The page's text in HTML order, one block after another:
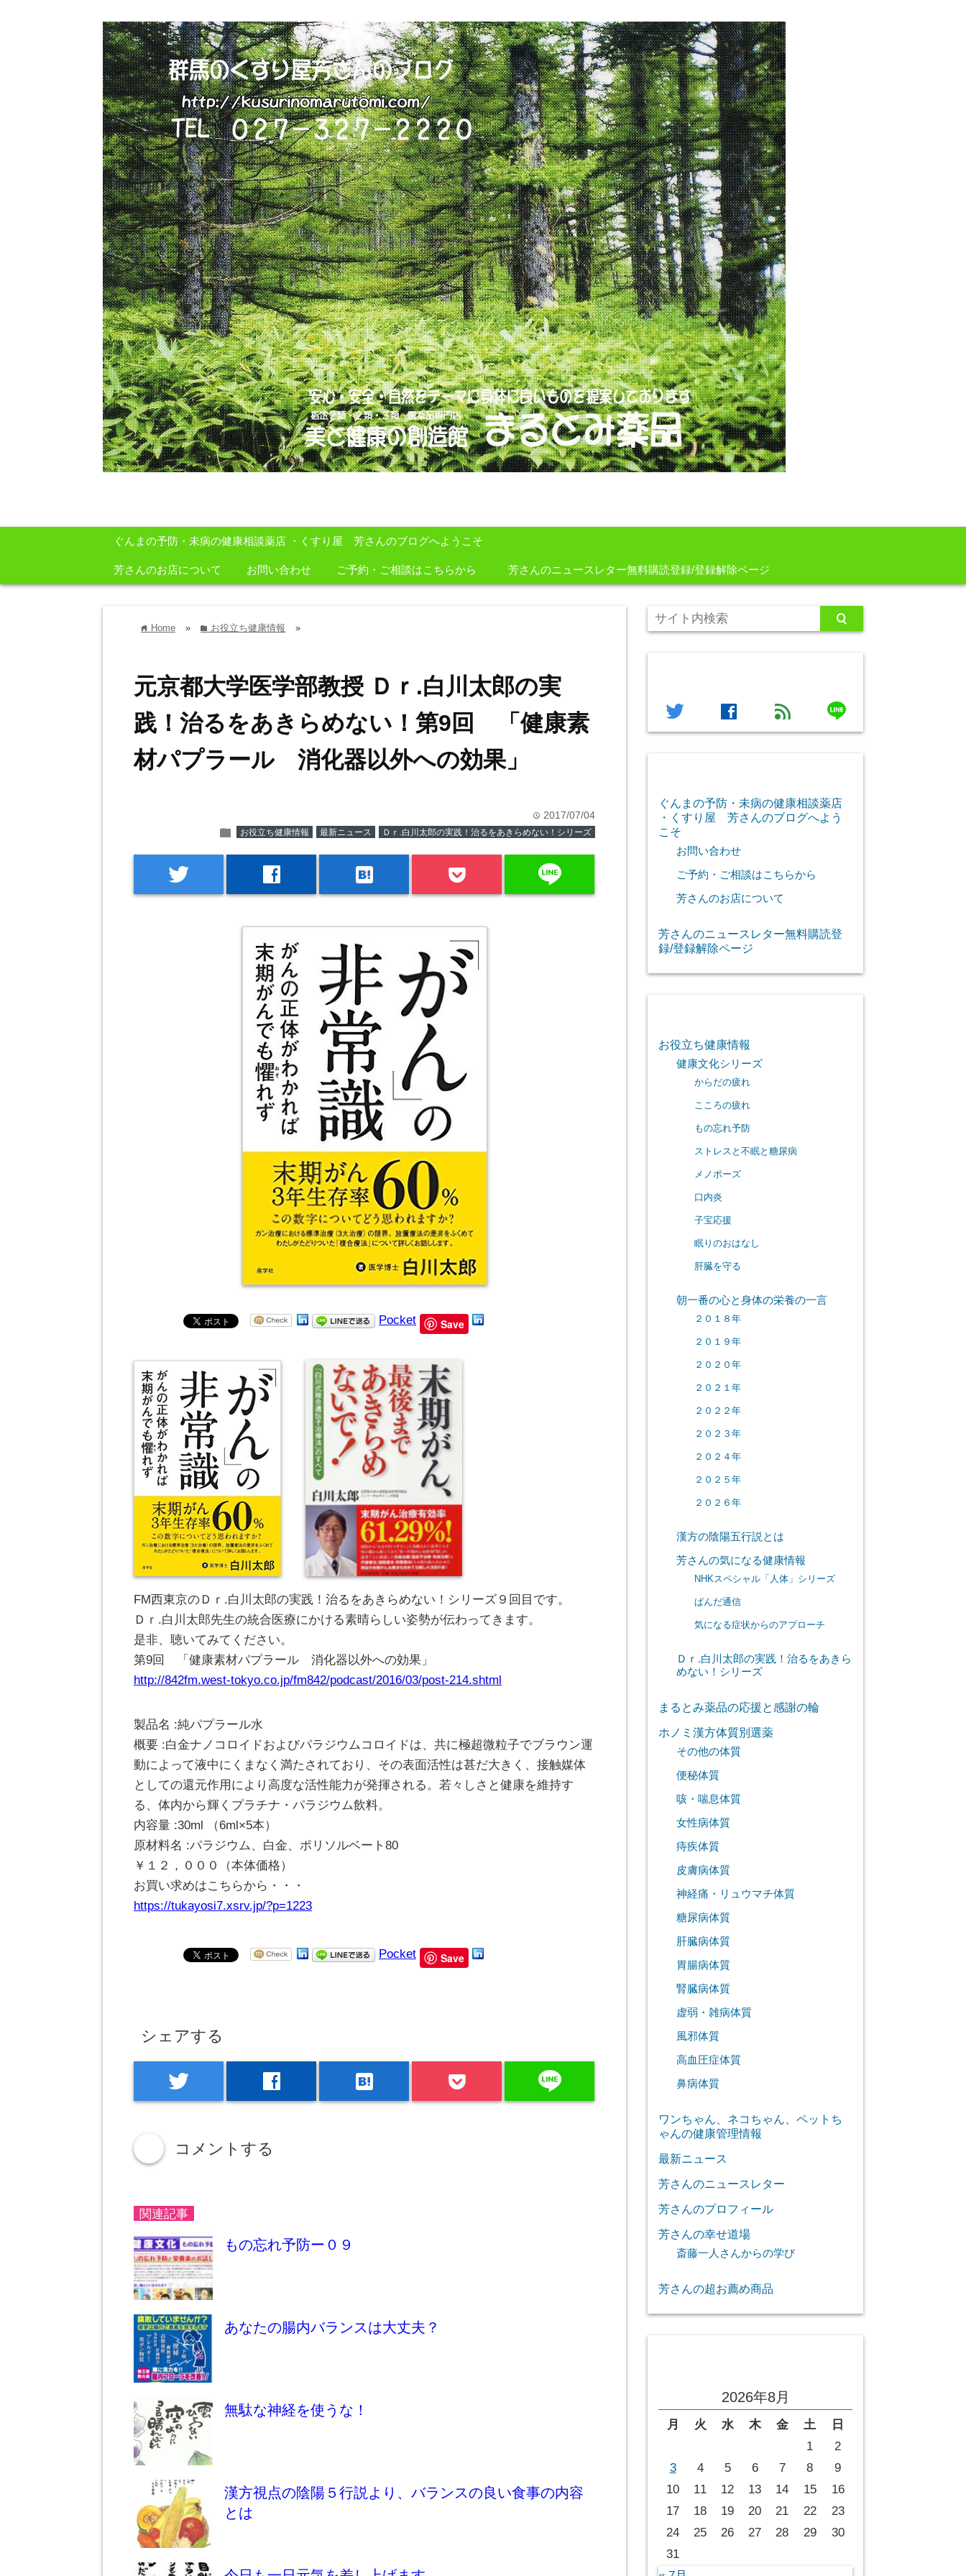
ぐんまの予防・未病の健康相談薬店 ・くすり屋 芳さんのブログへようこそ
芳さんのお店について お問い合わせ ご予約・ご相談はこちらから 芳さんのニュースレター無料購読登録/登録解除ページ
home Home » folder お役立ち健康情報 »
元京都大学医学部教授 Ｄｒ.白川太郎の実
践！治るをあきらめない！第9回 「健康素
材パプラール 消化器以外への効果」
time 2017/07/04
folder お役立ち健康情報 最新ニュース Ｄｒ.白川太郎の実践！治るをあきらめない！シリーズ
twitter facebook hatenabookmark line
Pocket Save
FM西東京のＤｒ.白川太郎の実践！治るをあきらめない！シリーズ９回目です。
Ｄｒ.白川太郎先生の統合医療にかける素晴らしい姿勢が伝わってきます。
是非、聴いてみてください。
第9回 「健康素材パプラール 消化器以外への効果」
http://842fm.west-tokyo.co.jp/fm842/podcast/2016/03/post-214.shtml
製品名 :純パプラール水
概要 :白金ナノコロイドおよびパラジウムコロイドは、共に極超微粒子でブラウン運
動によって液中にくまなく満たされており、その表面活性は甚だ大きく、接触媒体
としての還元作用により高度な活性能力が発揮される。若々しさと健康を維持す
る、体内から輝くプラチナ・パラジウム飲料。
内容量 :30ml （6ml×5本）
原材料名 :パラジウム、白金、ポリソルベート80
￥１２，０００（本体価格）
お買い求めはこちらから・・・
https://tukayosi7.xsrv.jp/?p=1223
Pocket Save
シェアする
twitter facebook hatenabookmark line
コメントする
関連記事
もの忘れ予防ー０９
あなたの腸内バランスは大丈夫？
無駄な神経を使うな！
漢方視点の陰陽５行説より、バランスの良い食事の内容
とは
twitter facebook feed line
ぐんまの予防・未病の健康相談薬店
・くすり屋 芳さんのブログへよう
こそ
お問い合わせ
ご予約・ご相談はこちらから
芳さんのお店について
芳さんのニュースレター無料購読登
録/登録解除ページ
お役立ち健康情報
健康文化シリーズ
からだの疲れ
こころの疲れ
もの忘れ予防
ストレスと不眠と糖尿病
メノポーズ
口内炎
子宝応援
眠りのおはなし
肝臓を守る
朝一番の心と身体の栄養の一言
２０１８年
２０１９年
２０２０年
２０２１年
２０２２年
２０２３年
２０２４年
２０２５年
２０２６年
漢方の陰陽五行説とは
芳さんの気になる健康情報
NHKスペシャル「人体」シリーズ
ぱんだ通信
気になる症状からのアプローチ
Ｄｒ.白川太郎の実践！治るをあきら
めない！シリーズ
まるとみ薬品の応援と感謝の輪
ホノミ漢方体質別選薬
その他の体質
便秘体質
咳・喘息体質
女性病体質
痔疾体質
皮膚病体質
神経痛・リュウマチ体質
糖尿病体質
肝臓病体質
胃腸病体質
腎臓病体質
虚弱・雑病体質
風邪体質
高血圧症体質
鼻病体質
ワンちゃん、ネコちゃん、ペットち
ゃんの健康管理情報
最新ニュース
芳さんのニュースレター
芳さんのプロフィール
芳さんの幸せ道場
斎藤一人さんからの学び
芳さんの超お薦め商品
2026年8月
月 火 水 木 金 土
日
1
2
3
4 5 6 7 8
9
10
11 12 13 14 15
16
17
18 19 20 21 22
23
24
25 26 27 28 29
30
31